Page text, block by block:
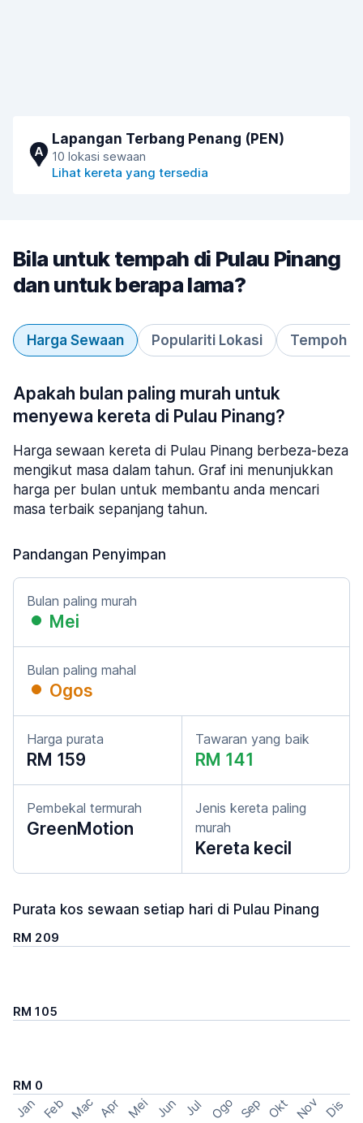
A
Lapangan Terbang Penang (PEN)
10 lokasi sewaan
Lihat kereta yang tersedia
Bila untuk tempah di Pulau Pinang
dan untuk berapa lama?
Harga Sewaan Populariti Lokasi Tempoh
Apakah bulan paling murah untuk
menyewa kereta di Pulau Pinang?
Harga sewaan kereta di Pulau Pinang berbeza-beza
mengikut masa dalam tahun. Graf ini menunjukkan
harga per bulan untuk membantu anda mencari
masa terbaik sepanjang tahun.
Pandangan Penyimpan
Bulan paling murah
Mei
Bulan paling mahal
Ogos
Harga purata
RM 159
Tawaran yang baik
RM 141
Pembekal termurah
GreenMotion
Jenis kereta paling
murah
Kereta kecil
Purata kos sewaan setiap hari di Pulau Pinang
RM 209
RM 105
RM 0
Jan Feb Mac Apr Mei Jun Jul Ogo Sep Okt Nov Dis